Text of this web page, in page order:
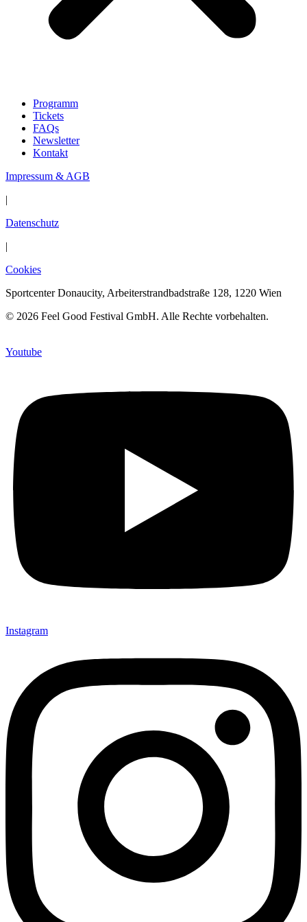
Programm
Tickets
FAQs
Newsletter
Kontakt
Impressum & AGB
|
Datenschutz
|
Cookies
Sportcenter Donaucity, Arbeiterstrandbadstraße 128, 1220 Wien
© 2026 Feel Good Festival GmbH. Alle Rechte vorbehalten.
Youtube
Instagram